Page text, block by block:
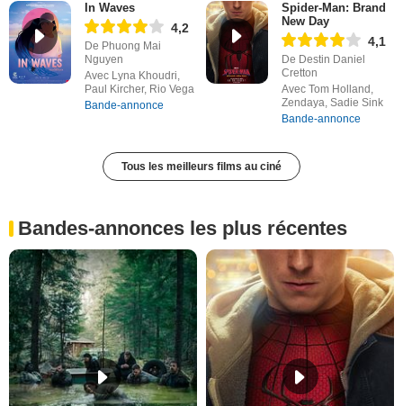
In Waves
4,2
De Phuong Mai
Nguyen
Avec Lyna Khoudri,
Paul Kircher, Rio Vega
Bande-annonce
Spider-Man: Brand
New Day
4,1
De Destin Daniel
Cretton
Avec Tom Holland,
Zendaya, Sadie Sink
Bande-annonce
Tous les meilleurs films au ciné
Bandes-annonces les plus récentes